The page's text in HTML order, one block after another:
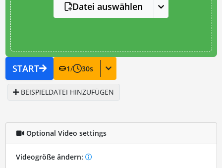
Datei auswählen
START 1/ 30s
BEISPIELDATEI HINZUFÜGEN
Optional Video settings
Videogröße ändern: